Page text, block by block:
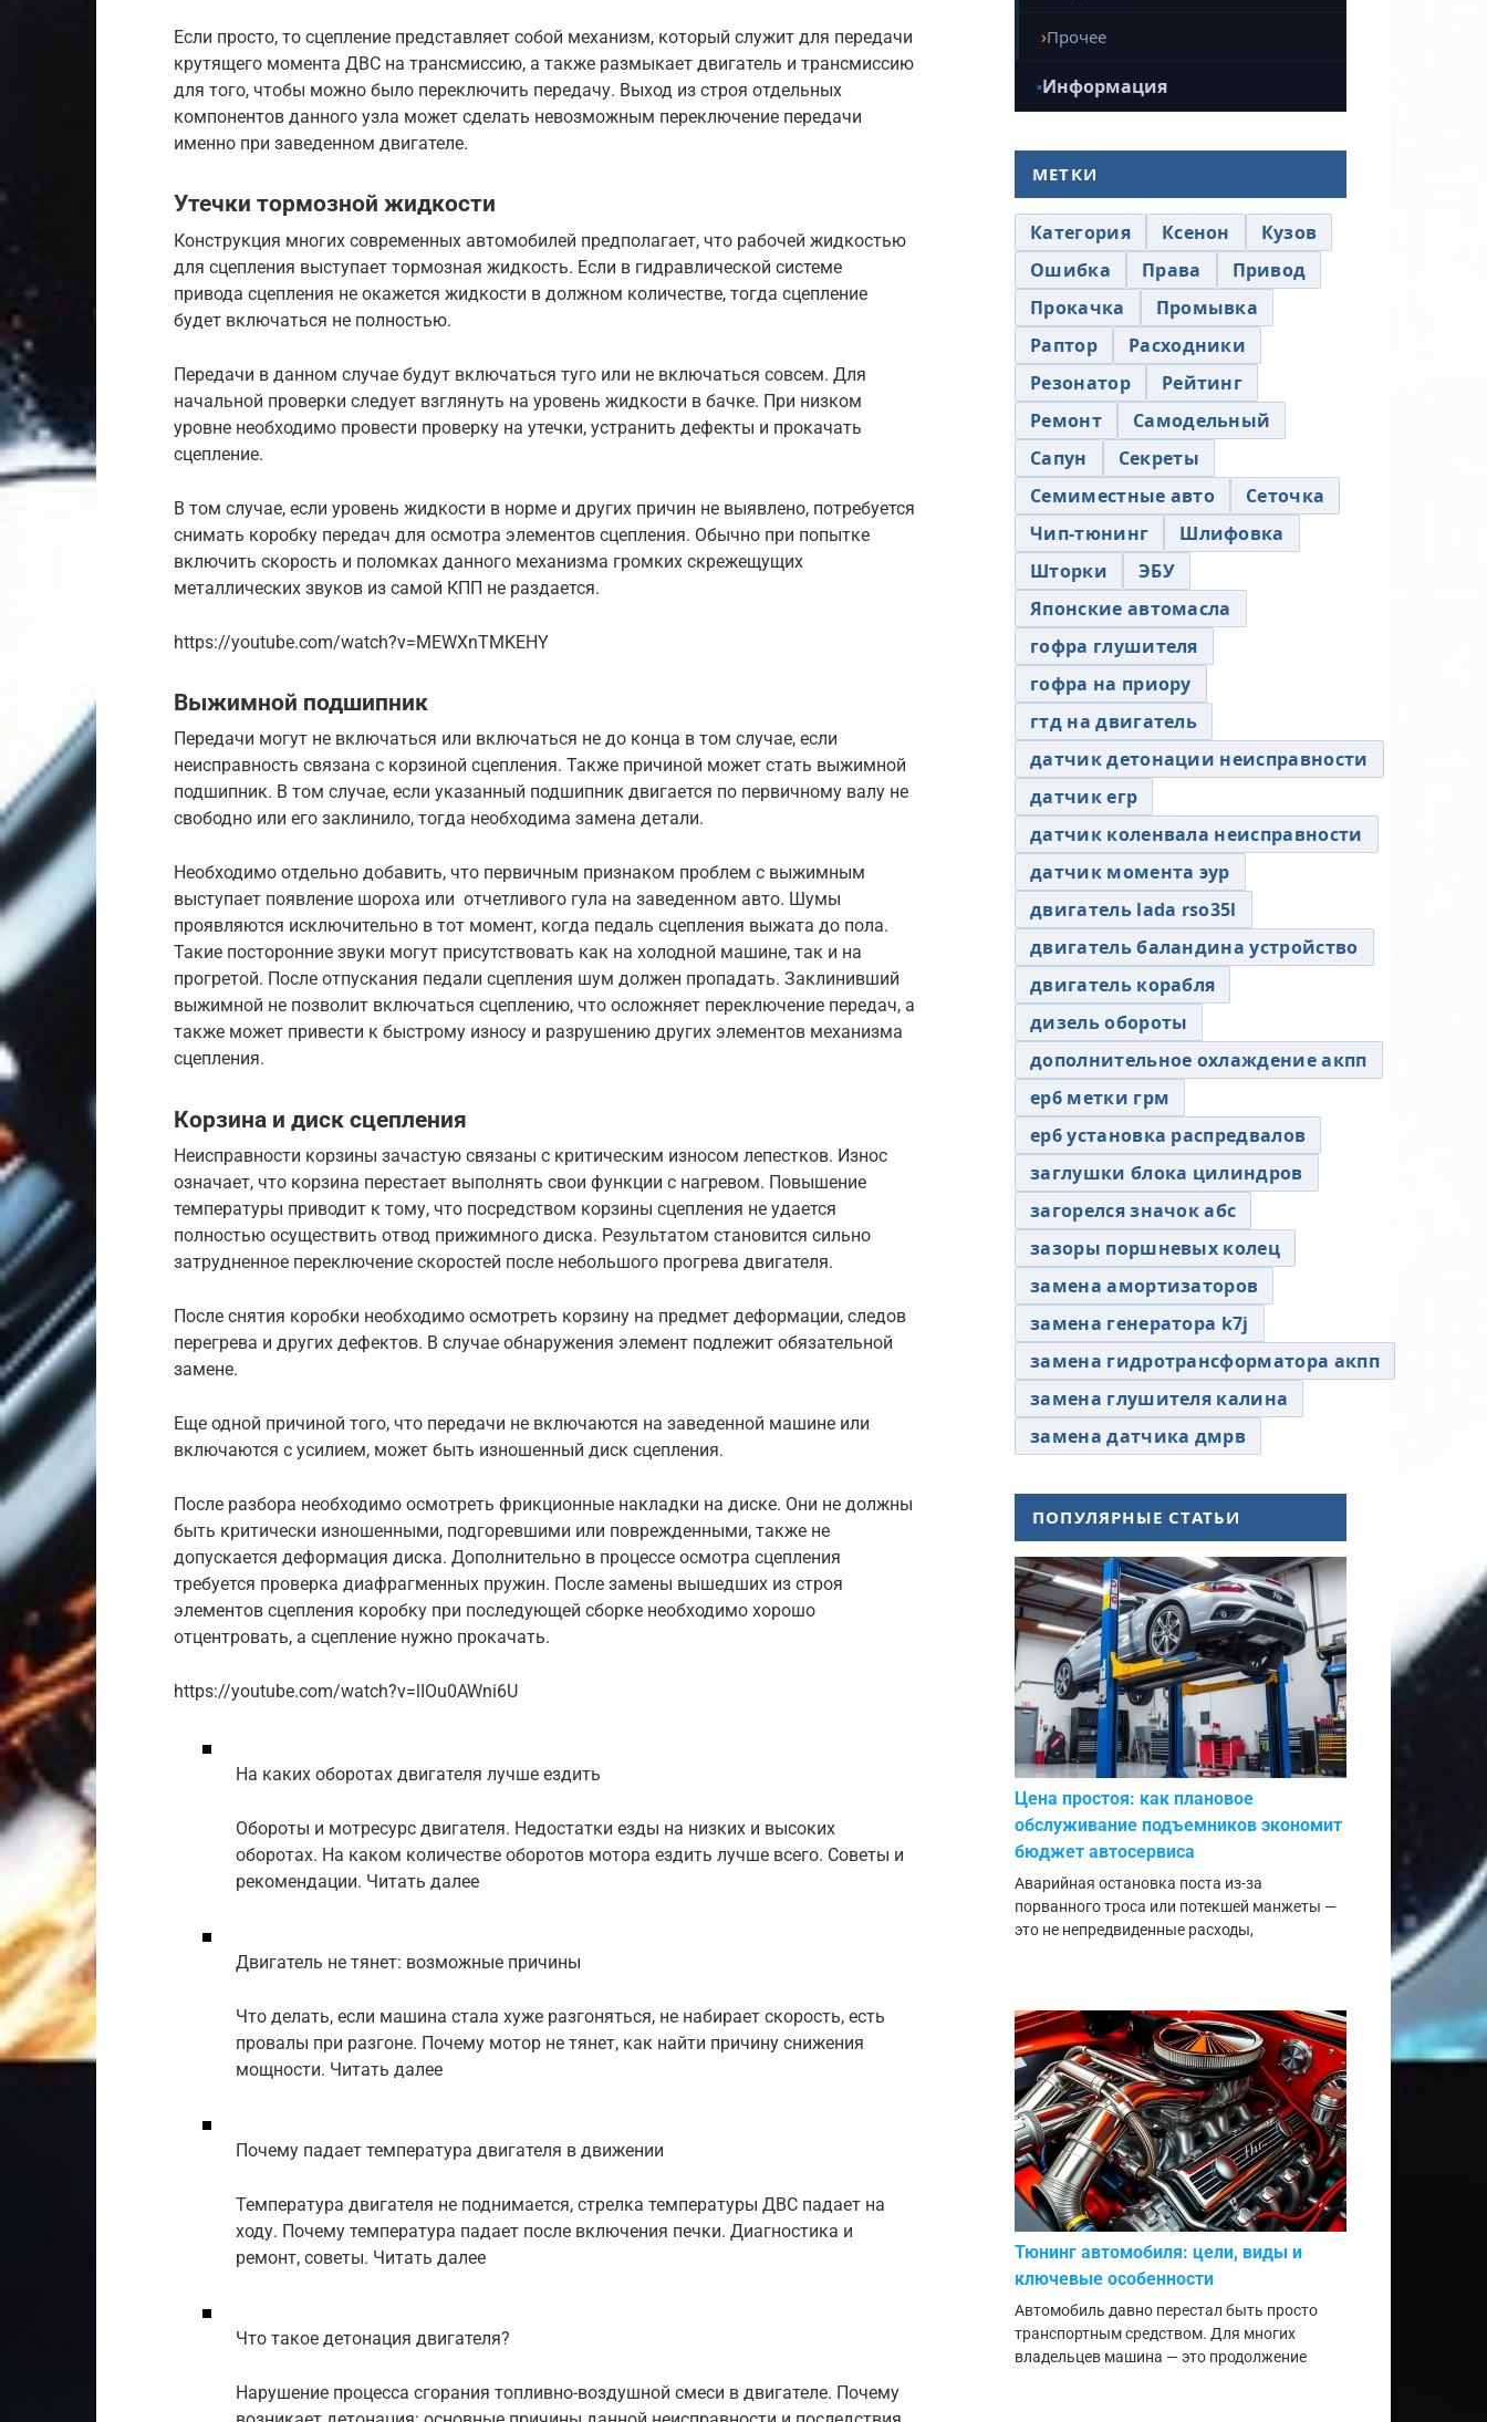
Если просто, то сцепление представляет собой механизм, который служит для передачи
крутящего момента ДВС на трансмиссию, а также размыкает двигатель и трансмиссию
для того, чтобы можно было переключить передачу. Выход из строя отдельных
компонентов данного узла может сделать невозможным переключение передачи
именно при заведенном двигателе.
Утечки тормозной жидкости
Конструкция многих современных автомобилей предполагает, что рабочей жидкостью
для сцепления выступает тормозная жидкость. Если в гидравлической системе
привода сцепления не окажется жидкости в должном количестве, тогда сцепление
будет включаться не полностью.
Передачи в данном случае будут включаться туго или не включаться совсем. Для
начальной проверки следует взглянуть на уровень жидкости в бачке. При низком
уровне необходимо провести проверку на утечки, устранить дефекты и прокачать
сцепление.
В том случае, если уровень жидкости в норме и других причин не выявлено, потребуется
снимать коробку передач для осмотра элементов сцепления. Обычно при попытке
включить скорость и поломках данного механизма громких скрежещущих
металлических звуков из самой КПП не раздается.
https://youtube.com/watch?v=MEWXnTMKEHY
Выжимной подшипник
Передачи могут не включаться или включаться не до конца в том случае, если
неисправность связана с корзиной сцепления. Также причиной может стать выжимной
подшипник. В том случае, если указанный подшипник двигается по первичному валу не
свободно или его заклинило, тогда необходима замена детали.
Необходимо отдельно добавить, что первичным признаком проблем с выжимным
выступает появление шороха или отчетливого гула на заведенном авто. Шумы
проявляются исключительно в тот момент, когда педаль сцепления выжата до пола.
Такие посторонние звуки могут присутствовать как на холодной машине, так и на
прогретой. После отпускания педали сцепления шум должен пропадать. Заклинивший
выжимной не позволит включаться сцеплению, что осложняет переключение передач, а
также может привести к быстрому износу и разрушению других элементов механизма
сцепления.
Корзина и диск сцепления
Неисправности корзины зачастую связаны с критическим износом лепестков. Износ
означает, что корзина перестает выполнять свои функции с нагревом. Повышение
температуры приводит к тому, что посредством корзины сцепления не удается
полностью осуществить отвод прижимного диска. Результатом становится сильно
затрудненное переключение скоростей после небольшого прогрева двигателя.
После снятия коробки необходимо осмотреть корзину на предмет деформации, следов
перегрева и других дефектов. В случае обнаружения элемент подлежит обязательной
замене.
Еще одной причиной того, что передачи не включаются на заведенной машине или
включаются с усилием, может быть изношенный диск сцепления.
После разбора необходимо осмотреть фрикционные накладки на диске. Они не должны
быть критически изношенными, подгоревшими или поврежденными, также не
допускается деформация диска. Дополнительно в процессе осмотра сцепления
требуется проверка диафрагменных пружин. После замены вышедших из строя
элементов сцепления коробку при последующей сборке необходимо хорошо
отцентровать, а сцепление нужно прокачать.
https://youtube.com/watch?v=lIOu0AWni6U
На каких оборотах двигателя лучше ездить
Обороты и мотресурс двигателя. Недостатки езды на низких и высоких
оборотах. На каком количестве оборотов мотора ездить лучше всего. Советы и
рекомендации. Читать далее
Двигатель не тянет: возможные причины
Что делать, если машина стала хуже разгоняться, не набирает скорость, есть
провалы при разгоне. Почему мотор не тянет, как найти причину снижения
мощности. Читать далее
Почему падает температура двигателя в движении
Температура двигателя не поднимается, стрелка температуры ДВС падает на
ходу. Почему температура падает после включения печки. Диагностика и
ремонт, советы. Читать далее
Что такое детонация двигателя?
Нарушение процесса сгорания топливно-воздушной смеси в двигателе. Почему
Прочее
Информация
МЕТКИ
Категория Ксенон
Кузов
Ошибка
Права
Привод
Прокачка
Промывка
Раптор
Расходники
Резонатор
Рейтинг
Ремонт
Самодельный
Сапун
Секреты
Семиместные авто
Сеточка
Чип-тюнинг
Шлифовка
Шторки
ЭБУ
Японские автомасла
гофра глушителя
гофра на приору
гтд на двигатель
датчик детонации неисправности
датчик егр
датчик коленвала неисправности
датчик момента эур
двигатель lada rso35l
двигатель баландина устройство
двигатель корабля
дизель обороты
дополнительное охлаждение акпп
ер6 метки грм
ер6 установка распредвалов
заглушки блока цилиндров
загорелся значок абс
зазоры поршневых колец
замена амортизаторов
замена генератора k7j
замена гидротрансформатора акпп
замена глушителя калина
замена датчика дмрв
ПОПУЛЯРНЫЕ СТАТЬИ
Цена простоя: как плановое
обслуживание подъемников экономит
бюджет автосервиса
Аварийная остановка поста из-за
порванного троса или потекшей манжеты —
это не непредвиденные расходы,
Тюнинг автомобиля: цели, виды и
ключевые особенности
Автомобиль давно перестал быть просто
транспортным средством. Для многих
владельцев машина — это продолжение